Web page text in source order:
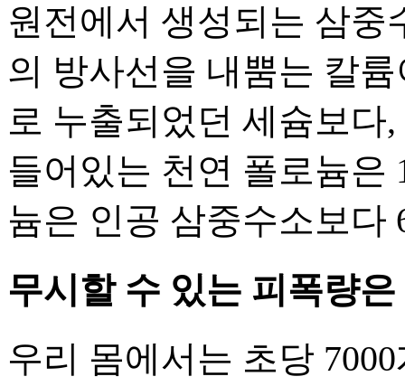
원전에서 생성되는 삼중
의 방사선을 내뿜는 칼
로 누출되었던 세슘보다
들어있는 천연 폴로늄은
늄은 인공 삼중수소보다
무시할 수 있는 피폭량
우리 몸에서는 초당